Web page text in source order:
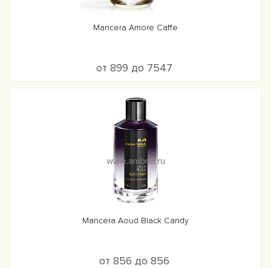
Mancera Amore Caffe
от 899 до 7547
Mancera Aoud Black Candy
от 856 до 856